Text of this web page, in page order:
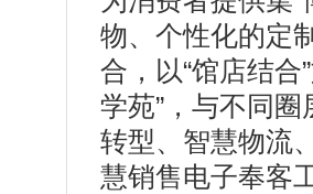
物、个性化的定
合，以“馆店结
学苑”，与不同
转型、智慧物流
慧销售电子奉客